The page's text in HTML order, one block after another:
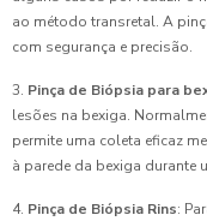
ao método transretal. A
com segurança e precisão.
3. Pinça de Biópsia para
lesões na bexiga.
permite uma coleta eficaz
à parede da bexiga durante
4. Pinça de Biópsia Rins: